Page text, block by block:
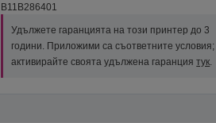
B11B286401
Удължете гаранцията на този принтер до 3
години. Приложими са съответните условия;
активирайте своята удължена гаранциятук.